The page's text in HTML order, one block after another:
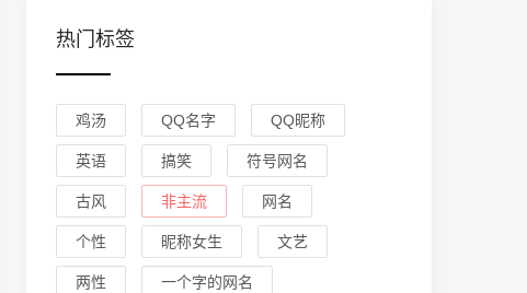
热门标签
鸡汤 QQ名字 QQ昵称
英语 搞笑 符号网名
古风 非主流 网名
个性 昵称女生 文艺
两性 一个字的网名